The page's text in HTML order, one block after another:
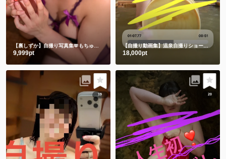
9,999pt
【自撮り動画集】温泉自撮りショート動画３本詰め合わせ
18,000pt
19 20